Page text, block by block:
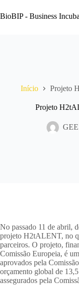
para
o
BioBIP - Business
Início Projeto
Projeto
No passado 11 de abril,
projeto H2tALENT, no
parceiros. O projeto,
Comissão Europeia, é
aprovados pela
orçamento global de
assegurados pela